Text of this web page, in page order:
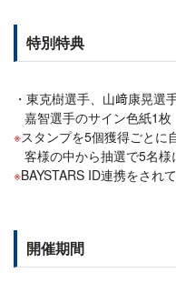
特別特典
東克樹選手、山﨑康晃選
嘉智選手のサイン色紙1枚
スタンプを5個獲得ごとに
客様の中から抽選で5名
BAYSTARS ID連携をされ
開催期間